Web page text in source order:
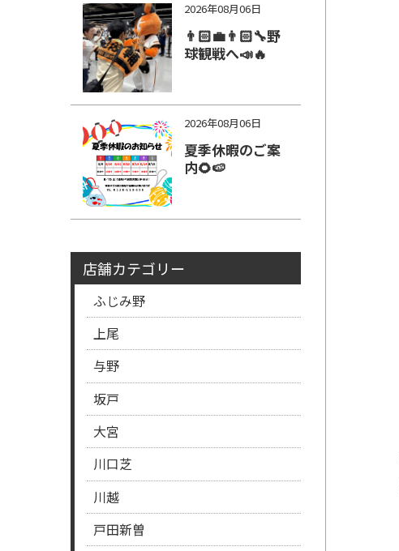
2026年08月06日
👨🏻‍💼👨🏻‍🔧野
球観戦へ📣🔥
2026年08月06日
夏季休暇のご案
内🌻🍉
店舗カテゴリー
ふじみ野
上尾
与野
坂戸
大宮
川口芝
川越
戸田新曽